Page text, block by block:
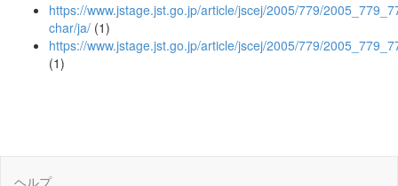
https://www.jstage.jst.go.jp/article/jscej/2005/779/
char/ja/ (1)
https://www.jstage.jst.go.jp/article/jscej/2005/779/
(1)
ヘルプ